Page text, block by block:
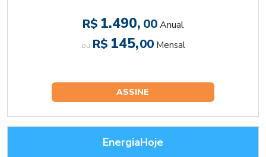
R$ 1.490, 00 Anual
ou R$ 145,00 Mensal
ASSINE
EnergiaHoje